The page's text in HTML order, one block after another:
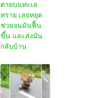
ตายบนทะเล
ทราย เลยหยุด
ช่วยจนมันฟื้น
ขึ้น และส่งมัน
กลับบ้าน